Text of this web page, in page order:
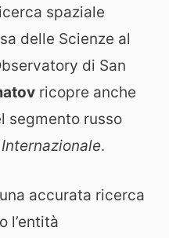
spaziale
delle Scienze al
di San
ricopre anche
segmento russo
.
accurata ricerca
l’entità